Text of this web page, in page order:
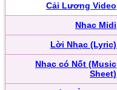
Cải Lương Video
Nhạc Midi
Lời Nhạc (Lyric)
Nhạc có Nốt (Music
Sheet)